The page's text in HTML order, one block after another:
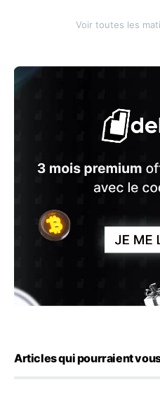
Voir toutes les
Articles qui pourraient